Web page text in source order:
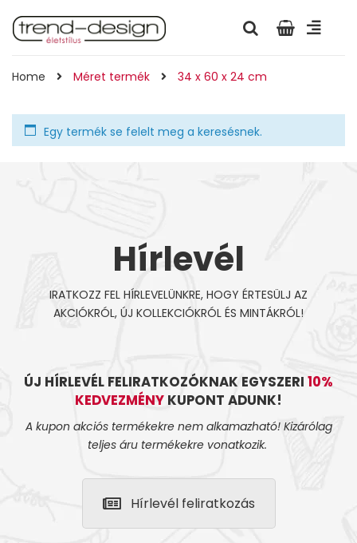
Home Méret termék 34 x 60 x 24 cm
Egy termék se felelt meg a keresésnek.
Hírlevél
IRATKOZZ FEL HÍRLEVELÜNKRE, HOGY ÉRTESÜLJ AZ
AKCIÓKRÓL, ÚJ KOLLEKCIÓKRÓL ÉS MINTÁKRÓL!
ÚJ HÍRLEVÉL FELIRATKOZÓKNAK EGYSZERI 10%
KEDVEZMÉNY KUPONT ADUNK!
A kupon akciós termékekre nem alkamazható! Kizárólag
teljes áru termékekre vonatkozik.
Hírlevél feliratkozás